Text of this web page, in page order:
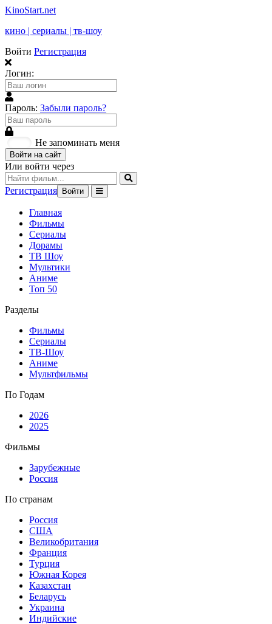
KinoStart.net
кино | сериалы | тв-шоу
Войти Регистрация
Логин:
Пароль: Забыли пароль?
Не запоминать меня
Войти на сайт
Или войти через
Регистрация Войти
Главная
Фильмы
Сериалы
Дорамы
ТВ Шоу
Мультики
Аниме
Топ 50
Разделы
Фильмы
Сериалы
ТВ-Шоу
Аниме
Мультфильмы
По Годам
2026
2025
Фильмы
Зарубежные
Россия
По странам
Россия
США
Великобритания
Франция
Турция
Южная Корея
Казахстан
Беларусь
Украина
Индийские